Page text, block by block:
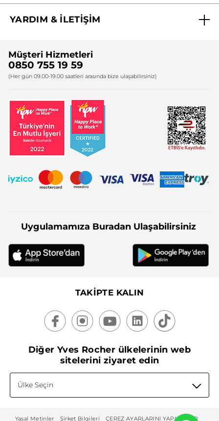
Yves Rocher Vakfı
YARDIM & İLETİŞİM
Bize Ulaşın
Firma Bilgileri
Müşteri Hizmetleri
0850 755 19 59
(Her gün 09.00-19.00 saatleri arasında bize ulaşabilirsiniz)
Uygulamamıza Buradan Ulaşabilirsiniz
TAKİPTE KALIN
Diğer Yves Rocher ülkelerinin web
sitelerini ziyaret edin
Ülke Seçin
Yasal Metinler Şirket Bilgileri ÇEREZ AYARLARINI YAPILANDIR